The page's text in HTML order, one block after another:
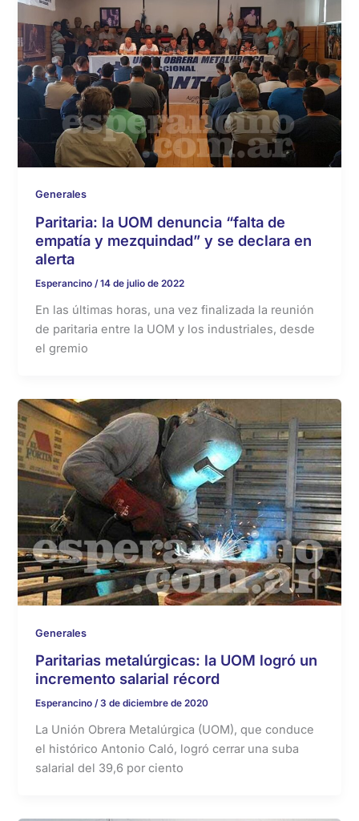
Generales
Paritaria: la UOM denuncia “falta de
empatía y mezquindad” y se declara en
alerta
Esperancino/14 de julio de 2022
En las últimas horas, una vez finalizada la reunión
de paritaria entre la UOM y los industriales, desde
el gremio
Generales
Paritarias metalúrgicas: la UOM logró un
incremento salarial récord
Esperancino/3 de diciembre de 2020
La Unión Obrera Metalúrgica (UOM), que conduce
el histórico Antonio Caló, logró cerrar una suba
salarial del 39,6 por ciento